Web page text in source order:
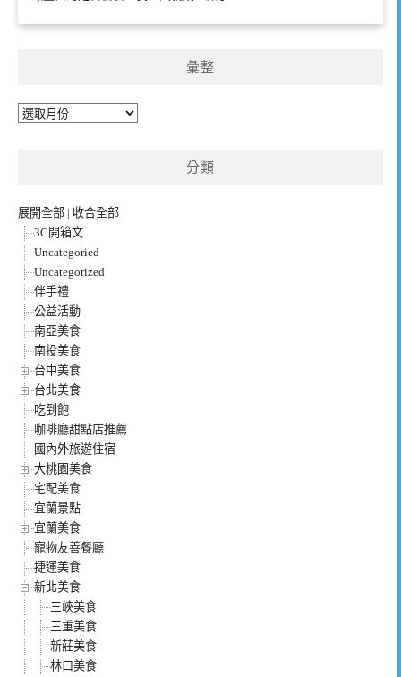
彙整
彙
分類
展開全部 | 收合全部
3C開箱文
Uncategoried
Uncategorized
伴手禮
公益活動
南亞美食
南投美食
台中美食
台北美食
吃到飽
咖啡廳甜點店推薦
國內外旅遊住宿
大桃園美食
宅配美食
宜蘭景點
宜蘭美食
寵物友善餐廳
捷運美食
新北美食
三峽美食
三重美食
新莊美食
林口美食